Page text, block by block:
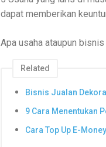
dapat memberikan
Apa usaha ataupun
Related
Bisnis Jualan
9 Cara Menentukan
Cara Top Up E-